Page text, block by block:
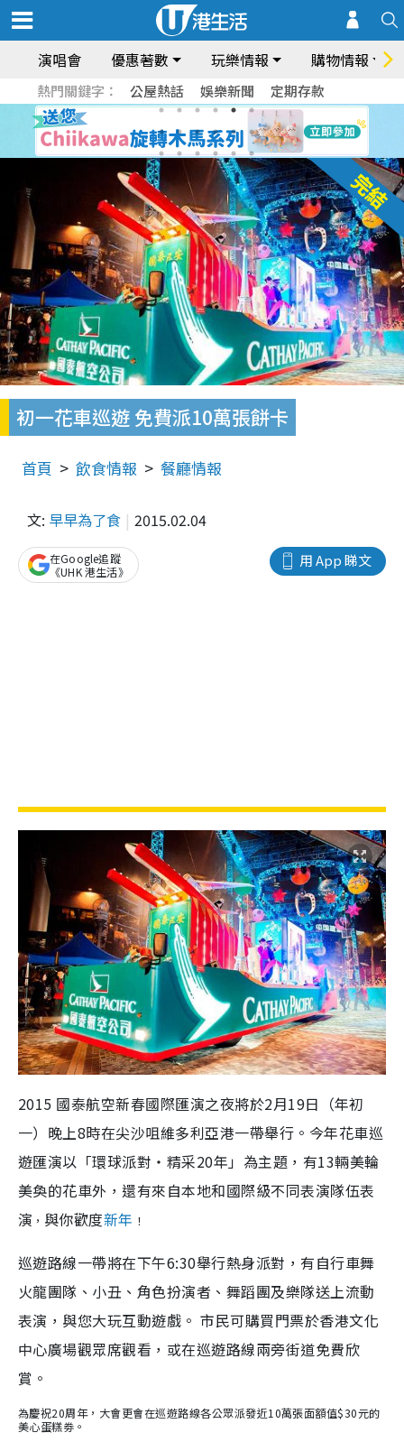
演唱會 優惠著數 玩樂情報 購物情報
熱門關鍵字： 公屋熱話 娛樂新聞 定期存款
初一花車巡遊 免費派10萬張餅卡
首頁 飲食情報 餐廳情報
文: 早早為了食 2015.02.04
用 App 睇文
在Google追蹤
《UHK 港生活》
2015 國泰航空新春國際匯演之夜將於2月19日（年初
一）晚上8時在尖沙咀維多利亞港一帶舉行。今年花車巡
遊匯演以「環球派對‧精采20年」為主題，有13輛美輪
美奐的花車外，還有來自本地和國際級不同表演隊伍表
演 ， 與你歡度新年 ！
巡遊路線一帶將在下午6:30舉行熱身派對，有自行車舞
火龍團隊、小丑、角色扮演者、舞蹈團及樂隊送上流動
表演，與您大玩互動遊戲。 市民可購買門票於香港文化
中心廣場觀眾席觀看，或在巡遊路線兩旁街道免費欣
賞。
為慶祝20周年，大會更會在巡遊路線各公眾派發近10萬張面額值$30元的
美心蛋糕劵。